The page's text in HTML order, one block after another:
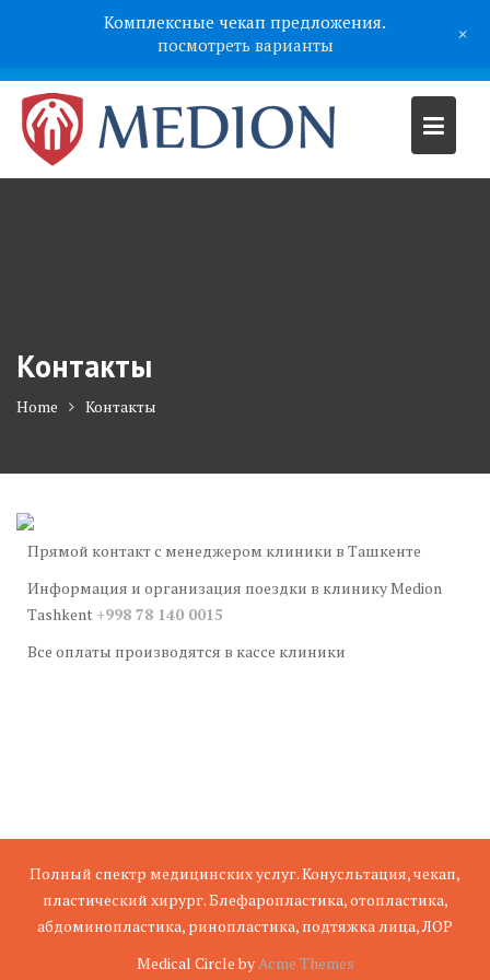
Контакты
Home Контакты
Прямой контакт с менеджером клиники в Ташкенте
Информация и организация поездки в клинику Medion
Tashkent +998 78 140 0015
Все оплаты производятся в кассе клиники
Полный спектр медицинских услуг. Конусльтация, чекап,
пластический хирург. Блефаропластика, отопластика,
абдоминопластика, ринопластика, подтяжка лица, ЛОР
Medical Circle byAcme Themes
Комплексные чекап предложения.
посмотреть варианты
+